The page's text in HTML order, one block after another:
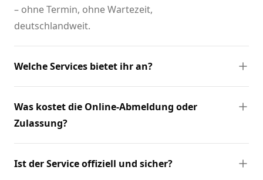
– ohne Termin, ohne Wartezeit,
deutschlandweit.
Welche Services bietet ihr an?
Was kostet die Online-Abmeldung oder
Zulassung?
Ist der Service offiziell und sicher?